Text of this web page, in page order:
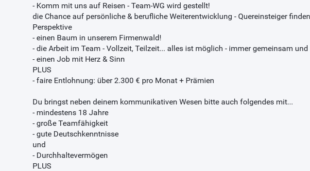
- Komm mit uns auf Reisen - Team-WG wird gestellt!
die Chance auf persönliche & berufliche Weiterentwicklung - Quereinsteiger
Perspektive
- einen Baum in unserem Firmenwald!
- die Arbeit im Team - Vollzeit, Teilzeit... alles ist möglich - immer gemeinsam
- einen Job mit Herz & Sinn
PLUS
- faire Entlohnung: über 2.300 € pro Monat + Prämien
Du bringst neben deinem kommunikativen Wesen bitte auch folgendes mit...
- mindestens 18 Jahre
- große Teamfähigkeit
- gute Deutschkenntnisse
und
- Durchhaltevermögen
PLUS